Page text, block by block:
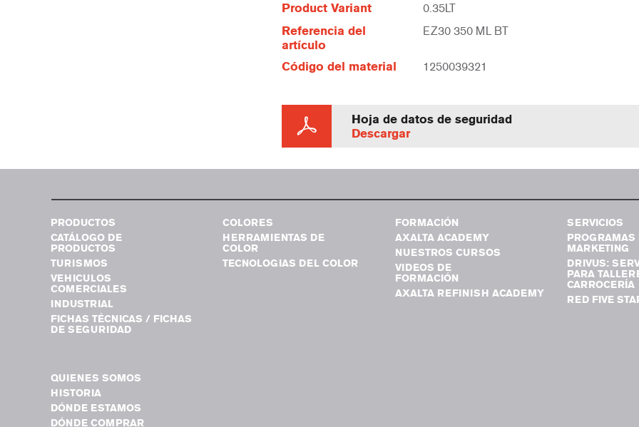
Product Variant 0.35LT
Referencia del
artículo
EZ30 350 ML BT
Código del material 1250039321
Hoja de datos de seguridad
Descargar
PRODUCTOS
CATÁLOGO DE
PRODUCTOS
TURISMOS
VEHICULOS
COMERCIALES
INDUSTRIAL
FICHAS TÉCNICAS / FICHAS
DE SEGURIDAD
COLORES
HERRAMIENTAS DE
COLOR
TECNOLOGIAS DEL COLOR
FORMACIÓN
AXALTA ACADEMY
NUESTROS CURSOS
VIDEOS DE
FORMACIÓN
AXALTA REFINISH ACADEMY
SERVICIOS
PROGRAMAS
MARKETING
DRIVUS:
PARA
CARROCERÍA
RED FIVE
QUIENES SOMOS
HISTORIA
DÓNDE ESTAMOS
DÓNDE COMPRAR